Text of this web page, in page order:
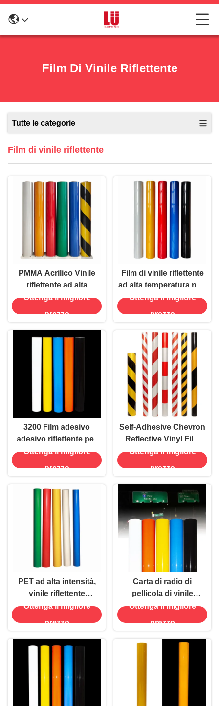
Film Di Vinile Riflettente
Tutte le categorie
Film di vinile riflettente
PMMA Acrilico Vinile
riflettente ad alta
intensità per segnali
Ottenga il migliore
prezzo
Film di vinile riflettente
ad alta temperatura non
critico di grado
Ottenga il migliore
prezzo
3200 Film adesivo
adesivo riflettente per
fogli di vinile
commerciale acrilico su
Ottenga il migliore
prezzo
Self-Adhesive Chevron
Reflective Vinyl Film
Sheet Vinyl Roll Grade
Ottenga il migliore
prezzo
PET ad alta intensità,
vinile riflettente
traslucido, fogli di vinile
Ottenga il migliore
prezzo
Carta di radio di
pellicola di vinile
riflettente di tipo acrilico
Ottenga il migliore
prezzo